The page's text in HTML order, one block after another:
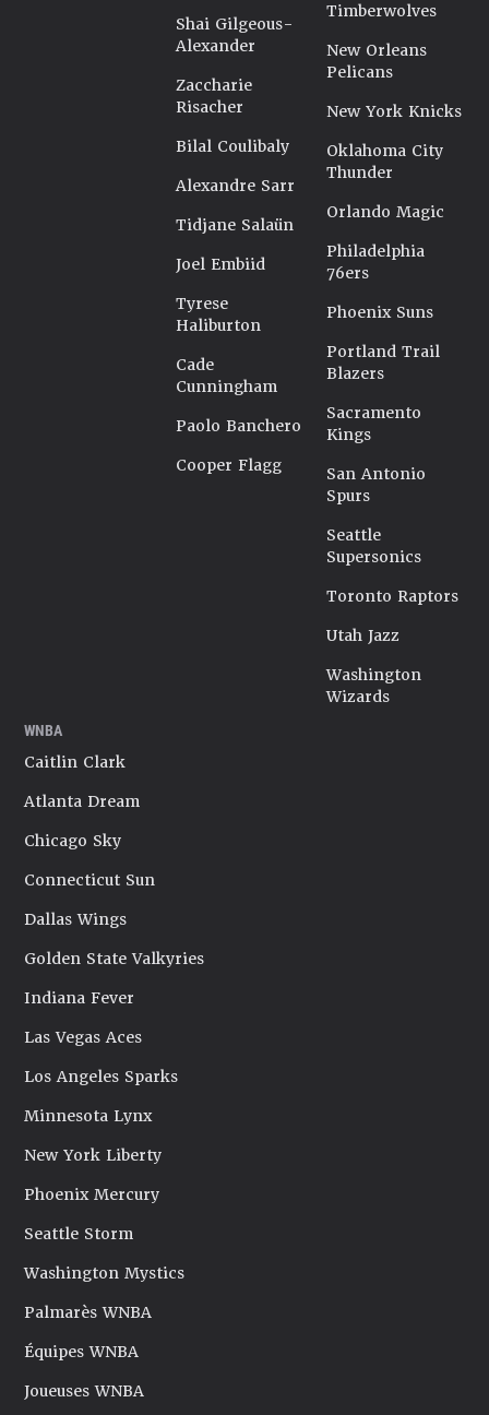
Shai Gilgeous-
Alexander
Zaccharie
Risacher
Bilal Coulibaly
Alexandre Sarr
Tidjane Salaün
Joel Embiid
Tyrese
Haliburton
Cade
Cunningham
Paolo Banchero
Cooper Flagg
Timberwolves
New Orleans
Pelicans
New York Knicks
Oklahoma City
Thunder
Orlando Magic
Philadelphia
76ers
Phoenix Suns
Portland Trail
Blazers
Sacramento
Kings
San Antonio
Spurs
Seattle
Supersonics
Toronto Raptors
Utah Jazz
Washington
Wizards
WNBA
Caitlin Clark
Atlanta Dream
Chicago Sky
Connecticut Sun
Dallas Wings
Golden State Valkyries
Indiana Fever
Las Vegas Aces
Los Angeles Sparks
Minnesota Lynx
New York Liberty
Phoenix Mercury
Seattle Storm
Washington Mystics
Palmarès WNBA
Équipes WNBA
Joueuses WNBA